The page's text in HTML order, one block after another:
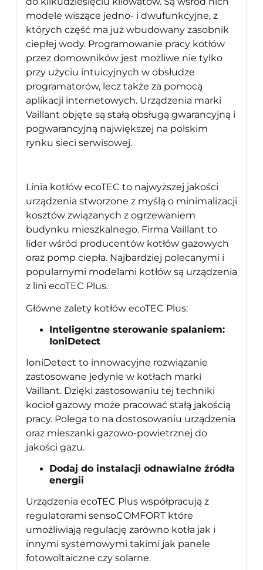
modele wiszące jedno- i dwufunkcyjne, z
których część ma już wbudowany zasobnik
ciepłej wody. Programowanie pracy kotłów
przez domowników jest możliwe nie tylko
przy użyciu intuicyjnych w obsłudze
programatorów, lecz także za pomocą
aplikacji internetowych. Urządzenia marki
Vaillant objęte są stałą obsługą gwarancyjną i
pogwarancyjną największej na polskim
rynku sieci serwisowej.
Linia kotłów ecoTEC to najwyższej jakości
urządzenia stworzone z myślą o minimalizacji
kosztów związanych z ogrzewaniem
budynku mieszkalnego. Firma Vaillant to
lider wśród producentów kotłów gazowych
oraz pomp ciepła. Najbardziej polecanymi i
popularnymi modelami kotłów są urządzenia
z lini ecoTEC Plus.
Główne zalety kotłów ecoTEC Plus:
Inteligentne sterowanie spalaniem:
IoniDetect
IoniDetect to innowacyjne rozwiązanie
zastosowane jedynie w kotłach marki
Vaillant. Dzięki zastosowaniu tej techniki
kocioł gazowy może pracować stałą jakością
pracy. Polega to na dostosowaniu urządzenia
oraz mieszanki gazowo-powietrznej do
jakości gazu.
Dodaj do instalacji odnawialne źródła
energii
Urządzenia ecoTEC Plus współpracują z
regulatorami sensoCOMFORT które
umożliwiają regulację zarówno kotła jak i
innymi systemowymi takimi jak panele
fotowoltaiczne czy solarne.